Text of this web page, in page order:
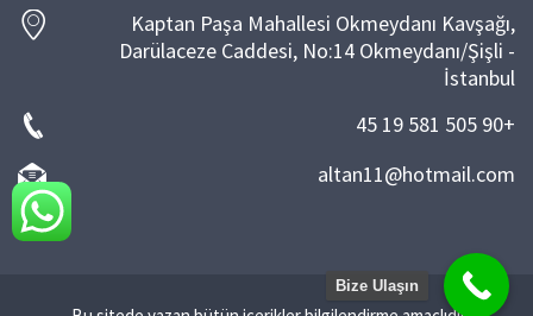
Kaptan Paşa Mahallesi Okmeydanı Kavşağı,
Darülaceze Caddesi, No:14 Okmeydanı/Şişli -
İstanbul
+90 505 581 19 45
altan11@hotmail.com
Bize Ulaşın